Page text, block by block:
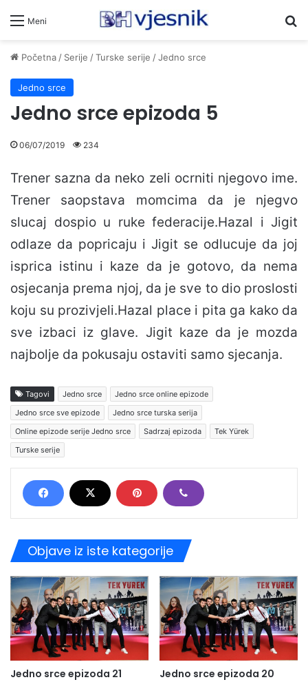
Meni
Početna/ Serije /Turske serije /Jedno srce
Jedno srce
Jedno srce epizoda 5
06/07/2019 234
Trener sazna da neko zeli ocrniti njegovo ime.
Trener saopstava momcima da je njegvo
slucaj dospio u ruke federacije.Hazal i Jigit
odlaze da popricaju i Jigit se odlucuje da joj
isprica istinu i kaze da je gotovo, da nema
osjecanja prema njoj, da je sve to dio proslosti
koju su prozivjeli.Hazal place i pita ga kako da
sve izbaci iz glave. Jigit kaze da je mozda
najbolje da pokusaju ostaviti samo sjecanja.
Tagovi Jedno srce
Jedno srce online epizode
Jedno srce sve epizode
Jedno srce turska serija
Online epizode serije Jedno srce
Sadrzaj epizoda
Tek Yürek
Turske serije
Objave iz iste kategorije
Jedno srce epizoda 21 Jedno srce epizoda 20